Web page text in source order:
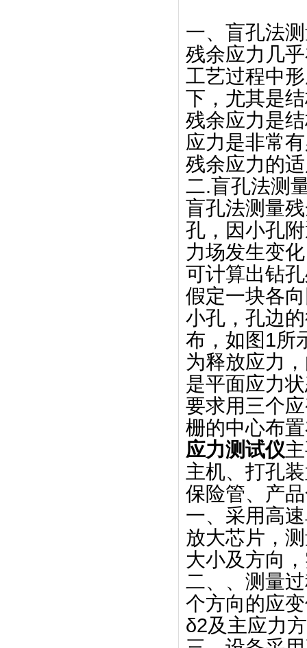
一、盲孔法
残余应力几
工艺过程中
下，尤其是
残余应力是
应力是非常
残余应力的
二.盲孔法测
盲孔法测量
孔，因小孔
力场发生变
可计算出钻
假定一块各
小孔，孔边
布，如图1所
为释放应力
是平面应力
要求用三个
栅的中心布
应力测试仪
主机、打孔
保险管、产
一、采用高
放大芯片，
大小及方向
二、、测量
个方向的应
δ2及主应力